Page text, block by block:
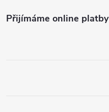
Přijímáme online platby